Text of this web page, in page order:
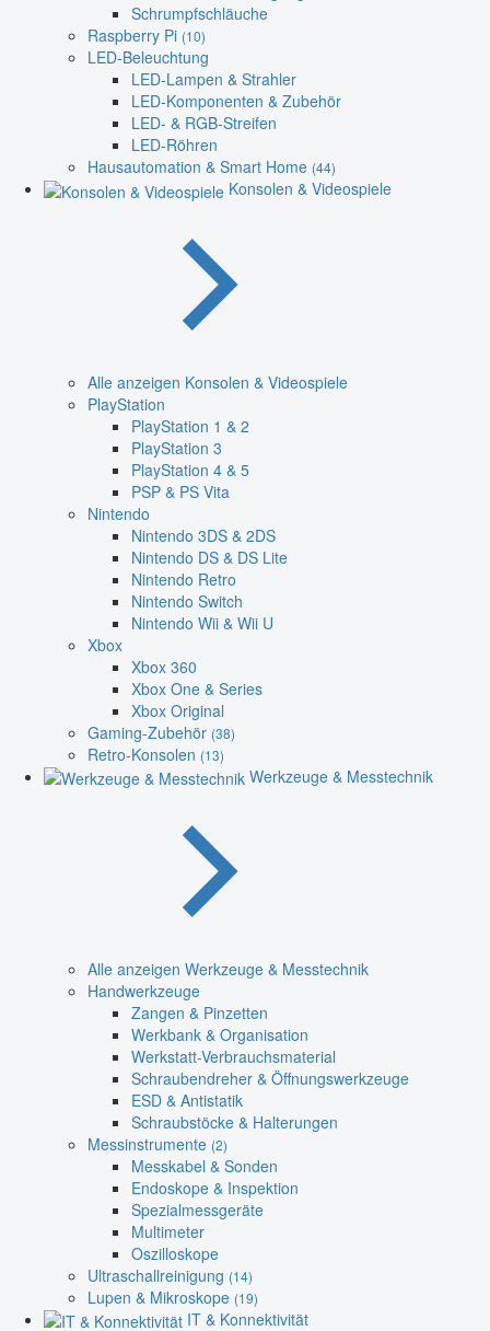
Schrumpfschläuche
Raspberry Pi (10)
LED-Beleuchtung
LED-Lampen & Strahler
LED-Komponenten & Zubehör
LED- & RGB-Streifen
LED-Röhren
Hausautomation & Smart Home (44)
Konsolen & Videospiele
Alle anzeigen Konsolen & Videospiele
PlayStation
PlayStation 1 & 2
PlayStation 3
PlayStation 4 & 5
PSP & PS Vita
Nintendo
Nintendo 3DS & 2DS
Nintendo DS & DS Lite
Nintendo Retro
Nintendo Switch
Nintendo Wii & Wii U
Xbox
Xbox 360
Xbox One & Series
Xbox Original
Gaming-Zubehör (38)
Retro-Konsolen (13)
Werkzeuge & Messtechnik
Alle anzeigen Werkzeuge & Messtechnik
Handwerkzeuge
Zangen & Pinzetten
Werkbank & Organisation
Werkstatt-Verbrauchsmaterial
Schraubendreher & Öffnungswerkzeuge
ESD & Antistatik
Schraubstöcke & Halterungen
Messinstrumente (2)
Messkabel & Sonden
Endoskope & Inspektion
Spezialmessgeräte
Multimeter
Oszilloskope
Ultraschallreinigung (14)
Lupen & Mikroskope (19)
IT & Konnektivität